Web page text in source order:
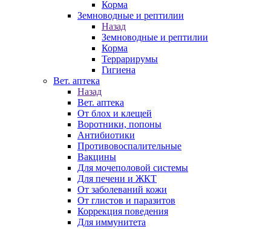
Корма
Земноводные и рептилии
Назад
Земноводные и рептилии
Корма
Террарирумы
Гигиена
Вет. аптека
Назад
Вет. аптека
От блох и клещей
Воротники, попоны
Антибиотики
Противовоспалительные
Вакцины
Для мочеполовой системы
Для печени и ЖКТ
От заболеваний кожи
От глистов и паразитов
Коррекция поведения
Для иммунитета